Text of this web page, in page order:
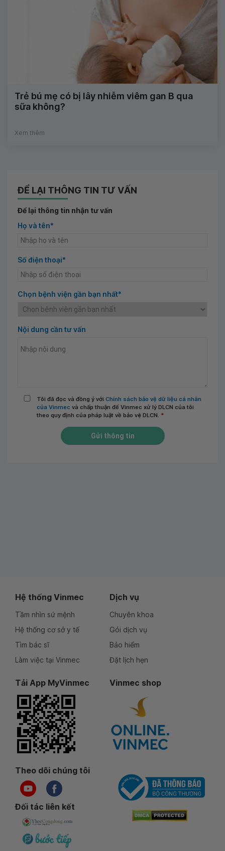
Trẻ bú mẹ có bị lây nhiễm viêm gan B qua
sữa không?
Xem thêm
ĐỂ LẠI THÔNG TIN TƯ VẤN
Để lại thông tin nhận tư vấn
Họ và tên*
Số điện thoại*
Chọn bệnh viện gần bạn nhất*
Nội dung cần tư vấn
Tôi đã đọc và đồng ý với Chính sách bảo vệ dữ liệu cá nhân
của Vinmec và chấp thuận để Vinmec xử lý DLCN của tôi
theo quy định của pháp luật về bảo vệ DLCN. *
Gửi thông tin
Hệ thống Vinmec
Tầm nhìn sứ mệnh
Hệ thống cơ sở y tế
Tìm bác sĩ
Làm việc tại Vinmec
Dịch vụ
Chuyên khoa
Gói dịch vụ
Bảo hiểm
Đặt lịch hẹn
Tải App MyVinmec Vinmec shop
Theo dõi chúng tôi
Đối tác liên kết